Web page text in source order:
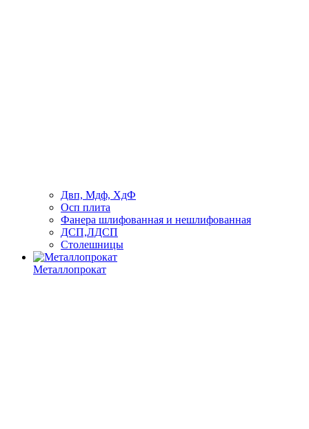
Двп, Мдф, ХдФ
Осп плита
Фанера шлифованная и нешлифованная
ДСП,ЛДСП
Столешницы
Металлопрокат